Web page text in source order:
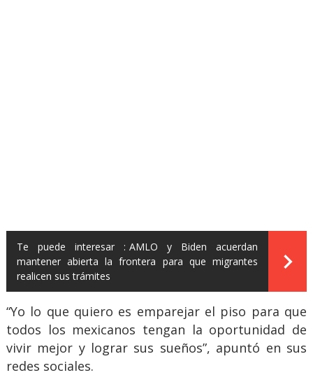
Te puede interesar : AMLO y Biden acuerdan
mantener abierta la frontera para que migrantes
realicen sus trámites
“Yo lo que quiero es emparejar el piso para que
todos los mexicanos tengan la oportunidad de
vivir mejor y lograr sus sueños”, apuntó en sus
redes sociales.